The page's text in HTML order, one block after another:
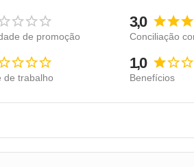
de promoção
3,0
Conciliação
de trabalho
1,0
Benefícios